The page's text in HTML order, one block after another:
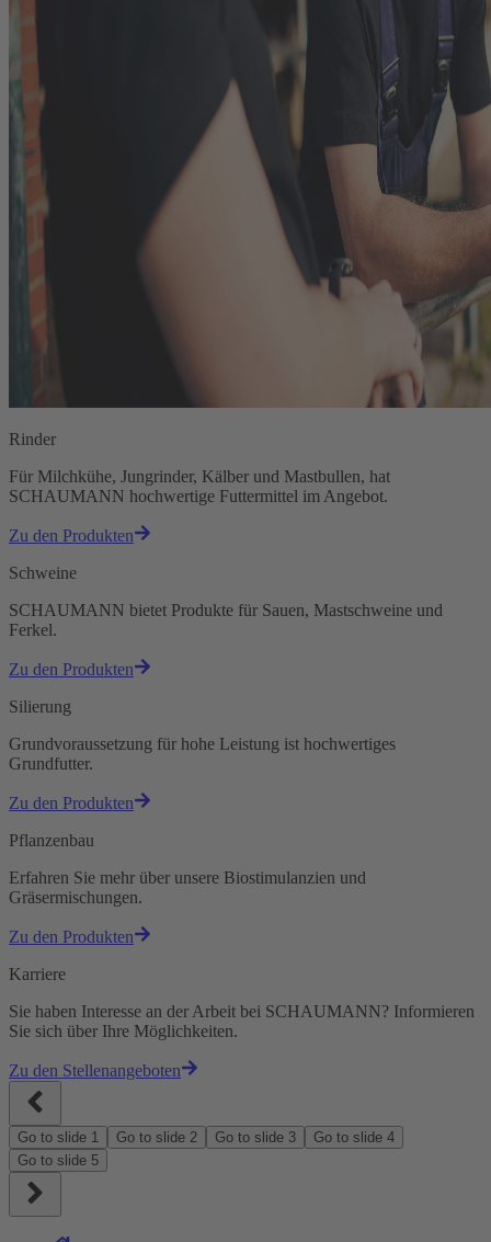
Rinder
Für Milchkühe, Jungrinder, Kälber und Mastbullen, hat
SCHAUMANN hochwertige Futtermittel im Angebot.
Zu den Produkten
Schweine
SCHAUMANN bietet Produkte für Sauen, Mastschweine und
Ferkel.
Zu den Produkten
Silierung
Grundvoraussetzung für hohe Leistung ist hochwertiges
Grundfutter.
Zu den Produkten
Pflanzenbau
Erfahren Sie mehr über unsere Biostimulanzien und
Gräsermischungen.
Zu den Produkten
Karriere
Sie haben Interesse an der Arbeit bei SCHAUMANN? Informieren
Sie sich über Ihre Möglichkeiten.
Zu den Stellenangeboten
Go to slide 1 Go to slide 2 Go to slide 3 Go to slide 4
Go to slide 5